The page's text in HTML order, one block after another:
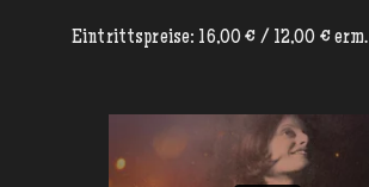
Eintrittspreise: 16,00 € / 12,00 € erm.